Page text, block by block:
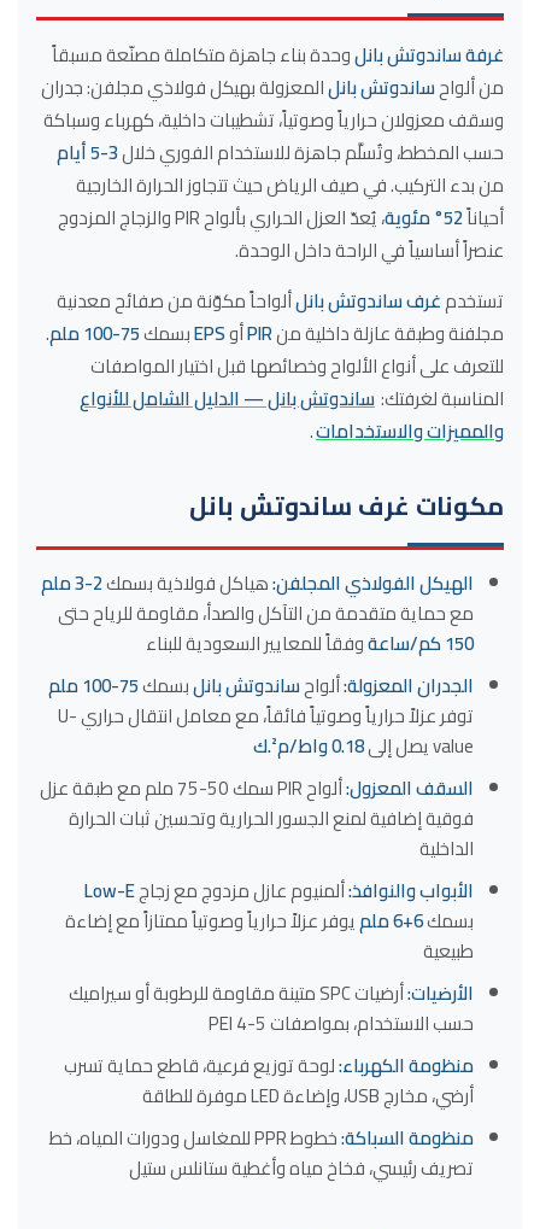
الحاجة للصيانة الدورية
محدودية الصلابة الإنشائية لبعض التطبيقات
اشتراطات التصاريح للوحدات الدائمة
الأسئلة الشائعة حول غرف ساندوتش بانل
ما هي غرفة ساندوتش بانل؟
1. كم سعر غرفة ساندوتش بانل في الرياض 2026؟
ما هي أنواع غرف ساندوتش بانل؟
كم يستغرق تركيب غرفة ساندوتش بانل؟
هل غرفة ساندوتش بانل تحتاج رخصة؟
هل يمكن تركيب غرفة ساندوتش بانل على السطح؟
هل غرف ساندوتش بانل تعزل الصوت؟
كم العمر الافتراضي لغرفة ساندوتش بانل؟
هل يمكن إضافة حمام ومطبخ في غرفة ساندوتش
بانل؟
ما الفرق بين غرفة ساندوتش بانل والبناء التقليدي؟
هل سعر المتر يشمل التركيب؟
هل يمكن نقل غرفة ساندوتش بانل لاحقاً؟
ما مدى تحمّل الغرفة لحرارة صيف الرياض؟
كم مدة ضمان غرفة ساندوتش بانل؟
هل يمكن تمديد مساحة غرفة ساندوتش بانل لاحقاً؟
غرفة ساندوتش بانلوحدة بناء جاهزة متكاملة مصنّعة مسبقاً
من ألواحساندوتش بانلالمعزولة بهيكل فولاذي مجلفن: جدران
وسقف معزولان حرارياً وصوتياً، تشطيبات داخلية، كهرباء وسباكة
حسب المخطط، وتُسلَّم جاهزة للاستخدام الفوري خلال3-5 أيام
من بدء التركيب. في صيف الرياض حيث تتجاوز الحرارة الخارجية
أحياناً52° مئوية
، يُعدّ العزل الحراري بألواح PIR والزجاج المزدوج
عنصراً أساسياً في الراحة داخل الوحدة.
تستخدمغرف ساندوتش بانلألواحاً مكوّنة من صفائح معدنية
مجلفنة وطبقة عازلة داخلية منPIRأوEPSبسمك75-100 ملم
.
للتعرف على أنواع الألواح وخصائصها قبل اختيار المواصفات
المناسبة لغرفتك:ساندوتش بانل — الدليل الشامل للأنواع
والمميزات والاستخدامات.
مكونات غرف ساندوتش بانل
الهيكل الفولاذي المجلفن:هياكل فولاذية بسمك2-3 ملم
مع حماية متقدمة من التآكل والصدأ، مقاومة للرياح حتى
150 كم/ساعة
وفقاً للمعايير السعودية للبناء
الجدران المعزولة:ألواحساندوتش بانلبسمك75-100 ملم
توفر عزلاً حرارياً وصوتياً فائقاً، مع معامل انتقال حراري U-
value يصل إلى
0.18 واط/م².ك
السقف المعزول:
ألواح PIR سمك 50-75 ملم مع طبقة عزل
فوقية إضافية لمنع الجسور الحرارية وتحسين ثبات الحرارة
الداخلية
الأبواب والنوافذ:ألمنيوم عازل مزدوج مع زجاجLow-E
بسمك6+6 ملم
يوفر عزلاً حرارياً وصوتياً ممتازاً مع إضاءة
طبيعية
الأرضيات:
أرضيات SPC متينة مقاومة للرطوبة أو سيراميك
حسب الاستخدام، بمواصفات PEI 4-5
منظومة الكهرباء:لوحة توزيع فرعية، قاطع حماية تسرب
أرضي، مخارج USB، وإضاءة LED موفرة للطاقة
منظومة السباكة:
خطوط PPR للمغاسل ودورات المياه، خط
تصريف رئيسي، فخاخ مياه وأغطية ستانلس ستيل